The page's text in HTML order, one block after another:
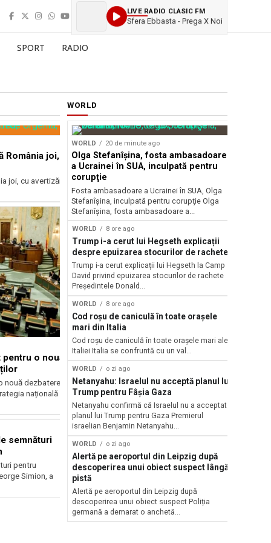
LIVE RADIO CLASIC FM
Sfera Ebbasta - Prega X Noi
SPORT RADIO
România joi,
joi, cu avertizări
o nouă
nouă dezbatere
națională
semnături
pentru
Simion, a
WORLD
WORLD 20 de minute ago
Olga Stefanîşina, fosta ambasadoare
a Ucrainei în SUA, inculpată pentru
corupţie
Fosta ambasadoare a Ucrainei în SUA, Olga
Stefanîşina, inculpată pentru corupţie Olga
Stefanîşina, fosta ambasadoare a...
WORLD 8 ore ago
Trump i-a cerut lui Hegseth explicații
despre epuizarea stocurilor de rachete
Trump i-a cerut explicații lui Hegseth la Camp
David privind epuizarea stocurilor de rachete
Președintele Donald...
WORLD 8 ore ago
Cod roșu de caniculă în toate orașele
mari din Italia
Cod roșu de caniculă în toate orașele mari ale
Italiei Italia se confruntă cu un val...
WORLD o zi ago
Netanyahu: Israelul nu acceptă planul lui
Trump pentru Fâșia Gaza
Netanyahu confirmă că Israelul nu a acceptat
planul lui Trump pentru Gaza Premierul
israelian Benjamin Netanyahu...
WORLD o zi ago
Alertă pe aeroportul din Leipzig după
descoperirea unui obiect suspect lângă
pistă
Alertă pe aeroportul din Leipzig după
descoperirea unui obiect suspect Poliția
germană a demarat o anchetă...